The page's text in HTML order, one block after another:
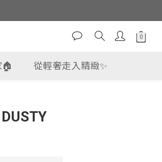
從輕奢走入精緻✨